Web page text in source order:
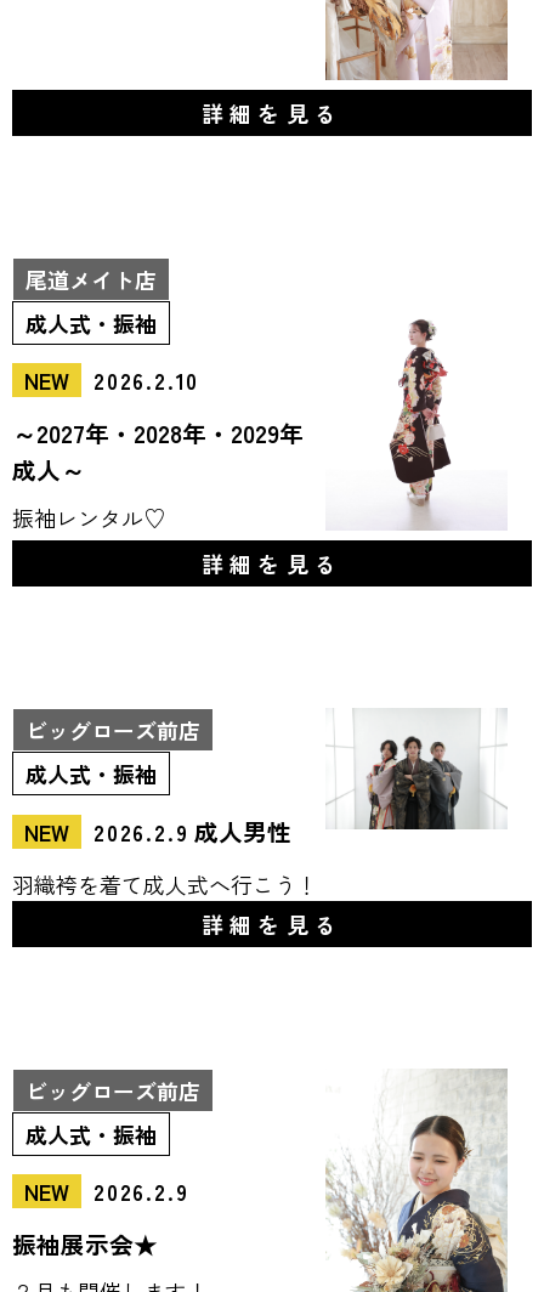
詳細を見る
尾道メイト店
成人式・振袖
NEW
2026.2.10
～2027年・2028年・2029年
成人～
振袖レンタル♡
詳細を見る
ビッグローズ前店
成人式・振袖
NEW
2026.2.9 成人男性
羽織袴を着て成人式へ行こう！
詳細を見る
ビッグローズ前店
成人式・振袖
NEW
2026.2.9
振袖展示会★